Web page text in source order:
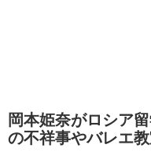
岡本姫奈がロシア
の不祥事やバレエ教